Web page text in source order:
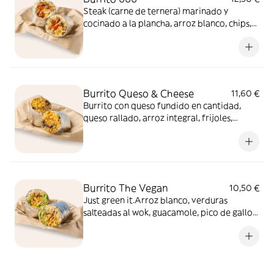
Steak (carne de ternera) marinado y
cocinado a la plancha, arroz blanco, chips,
roja de chile seco y salsa habanero EXTRA
Burrito Queso & Cheese
11,60 €
Burrito con queso fundido en cantidad,
queso rallado, arroz integral, frijoles,
Burrito The Vegan
10,50 €
Just green it.Arroz blanco, verduras
salteadas al wok, guacamole, pico de gallo,